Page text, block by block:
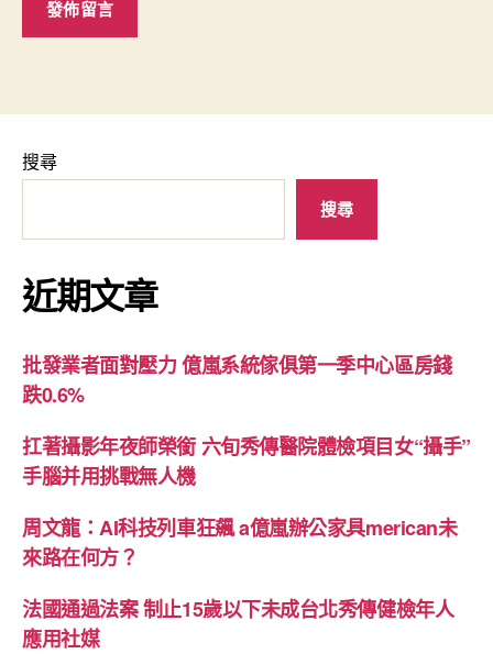
搜尋
搜尋
近期文章
批發業者面對壓力 億嵐系統傢俱第一季中心區房錢
跌0.6%
扛著攝影年夜師榮銜 六旬秀傳醫院體檢項目女“攝手”
手腦并用挑戰無人機
周文龍：AI科技列車狂飆 a億嵐辦公家具merican未
來路在何方？
法國通過法案 制止15歲以下未成台北秀傳健檢年人
應用社媒